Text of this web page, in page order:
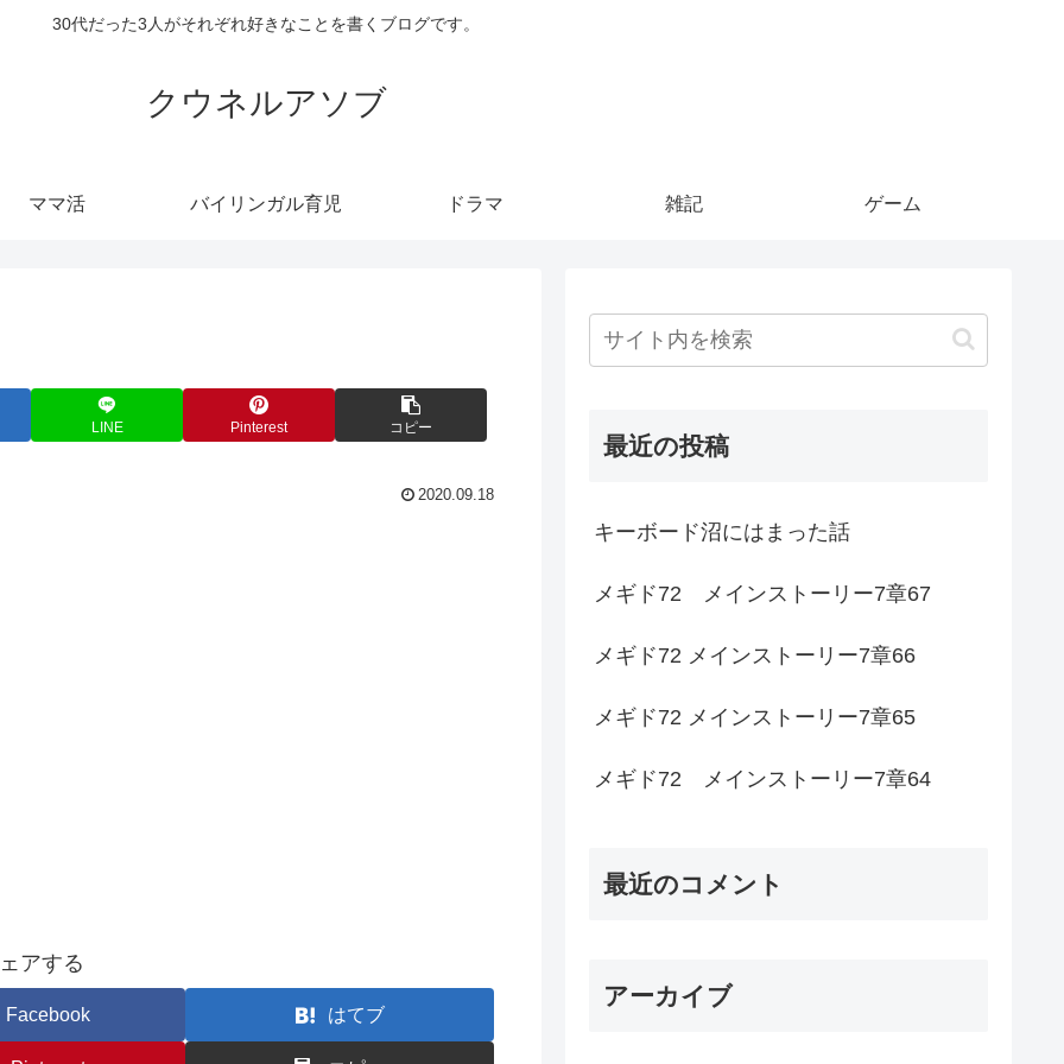
30代だった3人がそれぞれ好きなことを書くブログです。
クウネルアソブ
ママ活 バイリンガル育児 ドラマ 雑記 ゲーム
LINE Pinterest コピー
2020.09.18
アする
Facebook はてブ
最近の投稿
キーボード沼にはまった話
メギド72 メインストーリー7章67
メギド72 メインストーリー7章66
メギド72 メインストーリー7章65
メギド72 メインストーリー7章64
最近のコメント
アーカイブ